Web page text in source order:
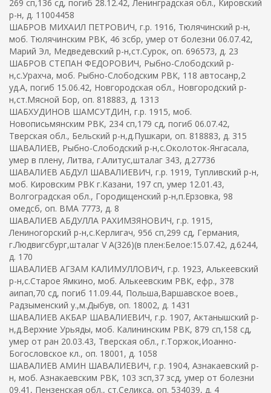
269 сп,136 сд, погиб 28.12.42, Ленинградская обл., Кировский
р-н, д. 11004458
ШАБРОВ МИХАИЛ ПЕТРОВИЧ, г.р. 1916, Тюлячинский р-н,
моб. Тюлячинским РВК, 46 зсбр, умер от болезни 06.07.42,
Марий Эл, Медведевский р-н,ст.Сурок, оп. 696573, д. 23
ШАБРОВ СТЕПАН ФЕДОРОВИЧ, Рыбно-Слободский р-
н,с.Урахча, моб. Рыбно-Слободским РВК, 118 автосанр,2
уд.А, погиб 15.06.42, Новгородская обл., Новгородский р-
н,ст.Мясной Бор, оп. 818883, д. 1313
ШАБХУДИНОВ ШАМСУТДИН, г.р. 1915, моб.
Новописьмянским РВК, 234 сп,179 сд, погиб 06.07.42,
Тверская обл., Бельский р-н,д.Пушкари, оп. 818883, д. 315
ШАВАЛИЕВ, Рыбно-Слободский р-н,с.Околоток-Янгасала,
умер в плену, Литва, г.Алитус,шталаг 343, д.27736
ШАВАЛИЕВ АБДУЛ ШАВАЛИЕВИЧ, г.р. 1919, Тупливский р-н,
моб. Кировским РВК г.Казани, 197 сп, умер 12.01.43,
Волгоградская обл., Городищенский р-н,п.Ерзовка, 98
омедсб, оп. ВМА 7773, д. 8
ШАВАЛИЕВ АБДУЛЛА РАХИМЗЯНОВИЧ, г.р. 1915,
Лениногорский р-н,с.Керлигач, 956 сп,299 сд, Германия,
г.Людвигсбург,шталаг V A(326)(в плен:Белое:15.07.42, д.6244,
д. 170
ШАВАЛИЕВ АГЗАМ КАЛИМУЛЛОВИЧ, г.р. 1923, Алькеевский
р-н,с.Старое Ямкино, моб. Алькеевским РВК, ефр., 378
аипап,70 сд, погиб 11.09.44, Польша,Варшавское воев.,
Радзыменский у.,м.Дыбув, оп. 18002, д. 1431
ШАВАЛИЕВ АКБАР ШАВАЛИЕВИЧ, г.р. 1907, Актанышский р-
н,д.Верхние Урьяды, моб. Калининским РВК, 879 сп,158 сд,
умер от ран 20.03.43, Тверская обл., г.Торжок,Иоанно-
Богословское кл., оп. 18001, д. 1058
ШАВАЛИЕВ АМИН ШАВАЛИЕВИЧ, г.р. 1904, Азнакаевский р-
н, моб. Азнакаевским РВК, 103 зсп,37 зсд, умер от болезни
09.41, Пензенская обл., ст.Селикса, оп. 534039, д. 4